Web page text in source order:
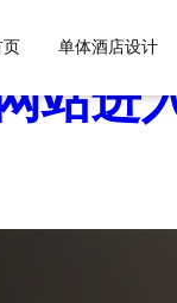
网首
站进
页 单体酒店设计